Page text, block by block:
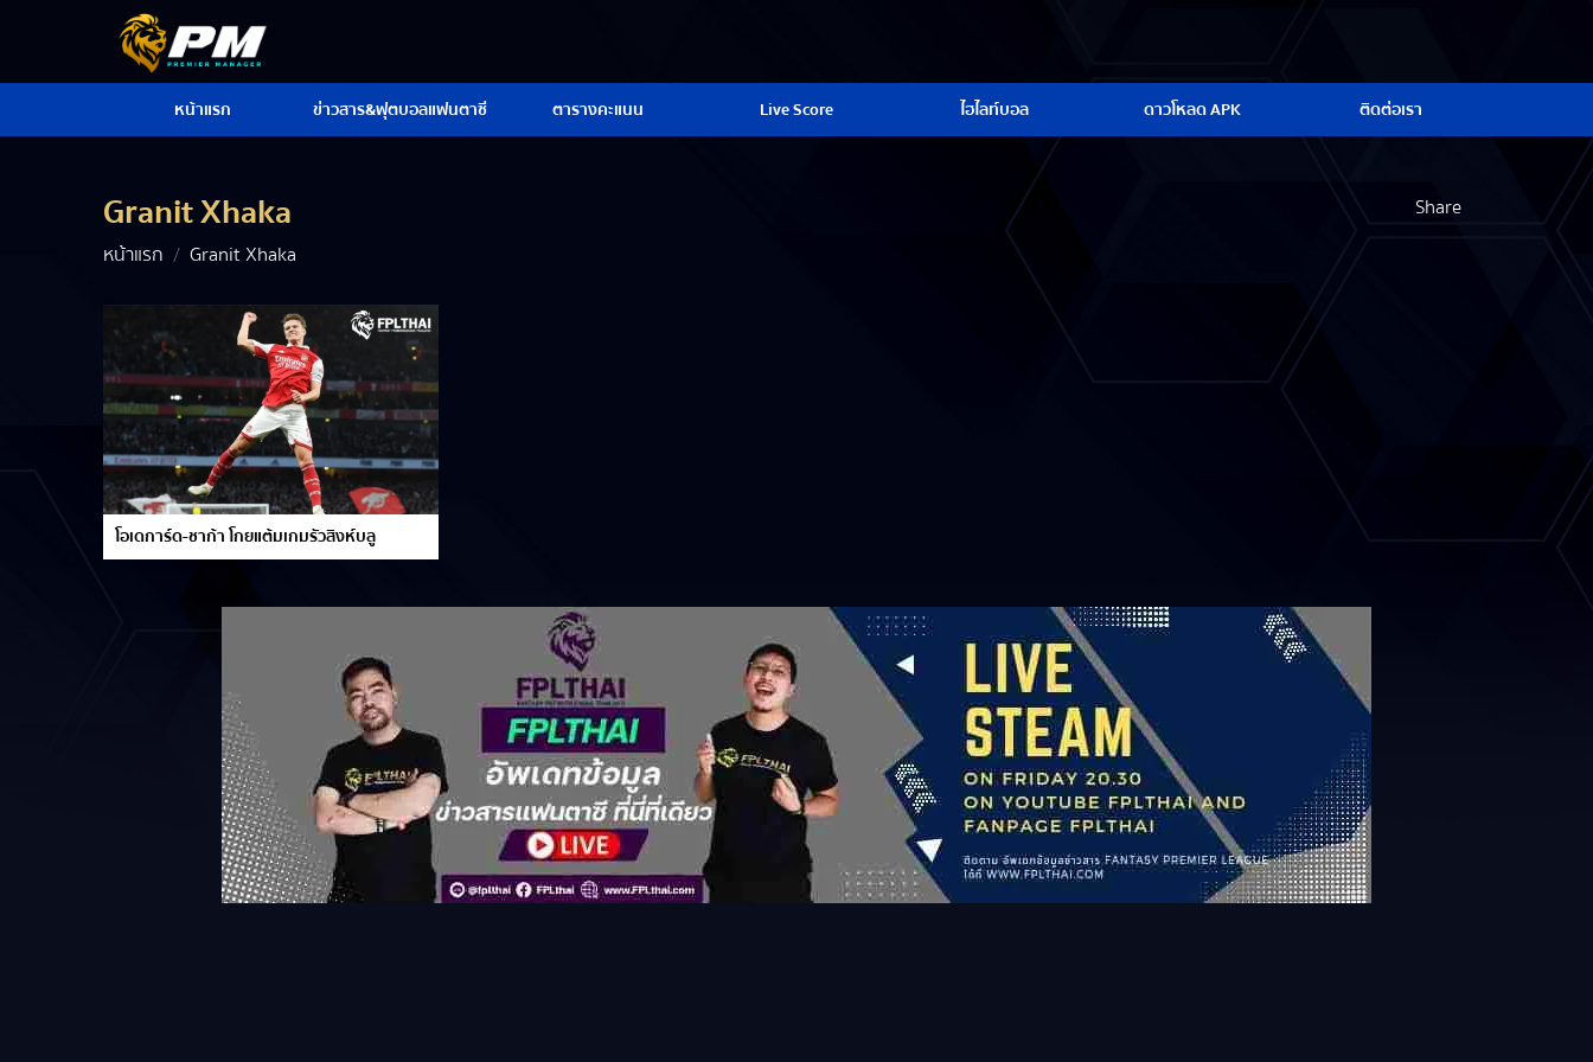
หน้าแรก ข่าวสาร&ฟุตบอลแฟนตาซี ตารางคะแนน Live Score ไฮไลท์บอล ดาวโหลด APK ติดต่อเรา
Granit Xhaka
Share
หน้าแรก
Granit Xhaka
โอเดการ์ด-ชาก้า โกยแต้มเกมรัวสิงห์บลู